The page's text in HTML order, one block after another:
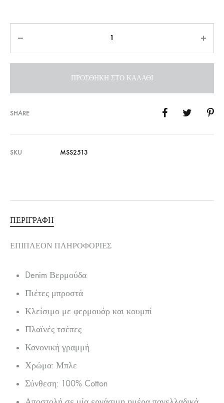
ΠΡΟΣΘΉΚΗ ΣΤΟ ΚΑΛΆΘΙ
SHARE
SKU MSS2513
ΠΕΡΙΓΡΑΦΉ
ΕΠΙΠΛΈΟΝ ΠΛΗΡΟΦΟΡΊΕΣ
Denim Βερμούδα
Πιέτες μπροστά
Κλείσιμο με φερμουάρ και κουμπί
Πλαϊνές τσέπες
Κανονική γραμμή
Χρώμα: Μπλε
Σύνθεση: 100% Cotton